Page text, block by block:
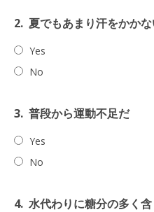
2. 夏でもあまり汗をかか
Yes
No
3. 普段から運動不足だ
Yes
No
4. 水代わりに糖分の多く